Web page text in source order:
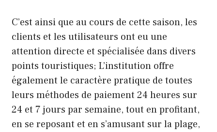
C’est ainsi que au cours de cette saison, les
clients et les utilisateurs ont eu une
attention directe et spécialisée dans divers
points touristiques; L’institution offre
également le caractère pratique de toutes
leurs méthodes de paiement 24 heures sur
24 et 7 jours par semaine, tout en profitant,
en se reposant et en s’amusant sur la plage,